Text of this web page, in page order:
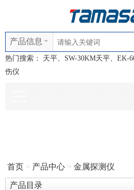
产品信息
热门搜索：
天平、SW-30KM天平、EK-
伤仪
首页 > 产品中心 > 金属探测仪
产品目录